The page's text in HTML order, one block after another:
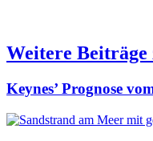
Weitere Beiträge
Keynes’ Prognose